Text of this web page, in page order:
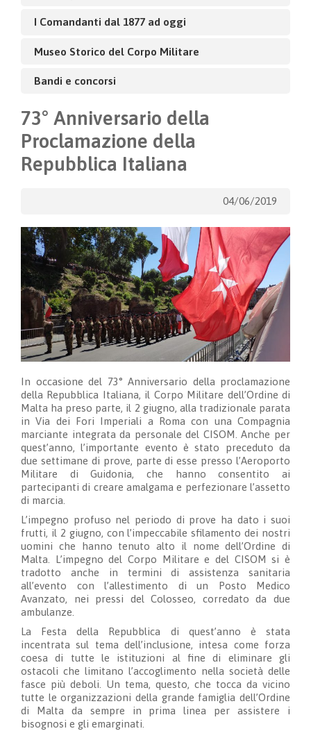
I Comandanti dal 1877 ad oggi
Museo Storico del Corpo Militare
Bandi e concorsi
73° Anniversario della
Proclamazione della
Repubblica Italiana
04/06/2019
In occasione del 73° Anniversario della proclamazione
della Repubblica Italiana, il Corpo Militare dell’Ordine di
Malta ha preso parte, il 2 giugno, alla tradizionale parata
in Via dei Fori Imperiali a Roma con una Compagnia
marciante integrata da personale del CISOM. Anche per
quest’anno, l’importante evento è stato preceduto da
due settimane di prove, parte di esse presso l’Aeroporto
Militare di Guidonia, che hanno consentito ai
partecipanti di creare amalgama e perfezionare l’assetto
di marcia.
L’impegno profuso nel periodo di prove ha dato i suoi
frutti, il 2 giugno, con l’impeccabile sfilamento dei nostri
uomini che hanno tenuto alto il nome dell’Ordine di
Malta. L’impegno del Corpo Militare e del CISOM si è
tradotto anche in termini di assistenza sanitaria
all’evento con l’allestimento di un Posto Medico
Avanzato, nei pressi del Colosseo, corredato da due
ambulanze.
La Festa della Repubblica di quest’anno è stata
incentrata sul tema dell’inclusione, intesa come forza
coesa di tutte le istituzioni al fine di eliminare gli
ostacoli che limitano l’accoglimento nella società delle
fasce più deboli. Un tema, questo, che tocca da vicino
tutte le organizzazioni della grande famiglia dell’Ordine
di Malta da sempre in prima linea per assistere i
bisognosi e gli emarginati.